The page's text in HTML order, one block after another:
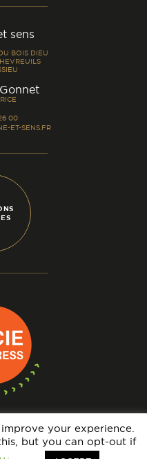
sens
BOIS DIEU
-
00
ET-SENS.FR
: IM069140005 - GARANTIE
your experience.
but you can opt-out if